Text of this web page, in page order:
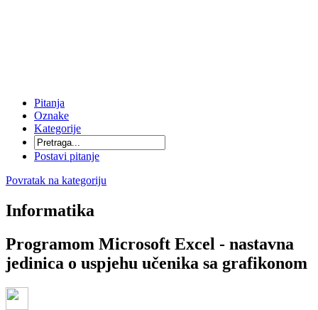
Pitanja
Oznake
Kategorije
Postavi pitanje
Povratak na kategoriju
Informatika
Programom Microsoft Excel - nastavna
jedinica o uspjehu učenika sa grafikonom